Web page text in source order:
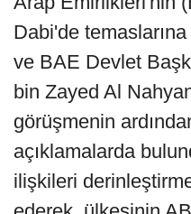
Dabi'de
ve BAE Devlet
bin Zayed Al
görüşmenin
açıklamalarda
ilişkileri